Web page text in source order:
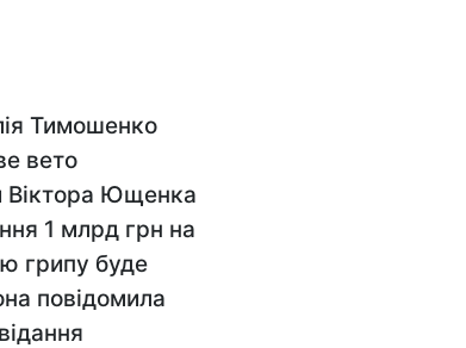
Тимошенко
вето
Віктора Ющенка
1 млрд грн на
грипу буде
повідомила